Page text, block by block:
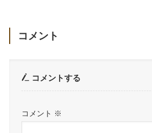
コメント
コメントする
コメント ※